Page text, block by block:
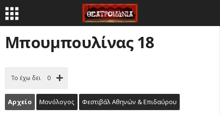
Μπουμπουλίνας 18
Το έχω δει 0
Αρχείο Μονόλογος Φεστιβάλ Αθηνών & Επιδαύρου